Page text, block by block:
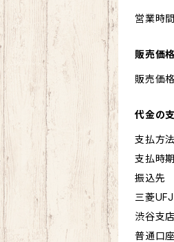
営業時
販売価格
販売価
代金の
支払方
支払時
振込先
三菱
渋谷支店
普通口座